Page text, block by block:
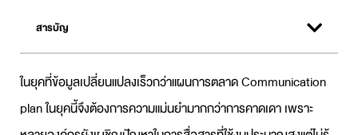
สารบัญ
ในยุคที่ข้อมูลเปลี่ยนแปลงเร็วกว่าแผนการตลาดCommunication
planในยุคนี้จึงต้องการความแม่นยำมากกว่าการคาดเดา เพราะ